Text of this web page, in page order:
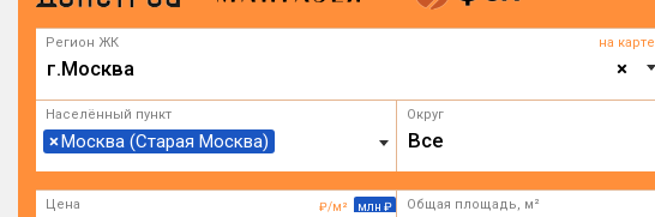
Регион ЖК на карте
×
г.Москва
Населённый пункт
×Москва (Старая Москва)
Округ
Все
₽/м² млн ₽
Цена Общая площадь, м²